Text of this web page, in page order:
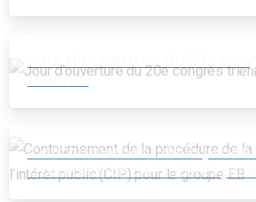
Jour d’ouverture du 20e
triennal
Contournement de la
Commission de l’intérêt
pour le groupe EB